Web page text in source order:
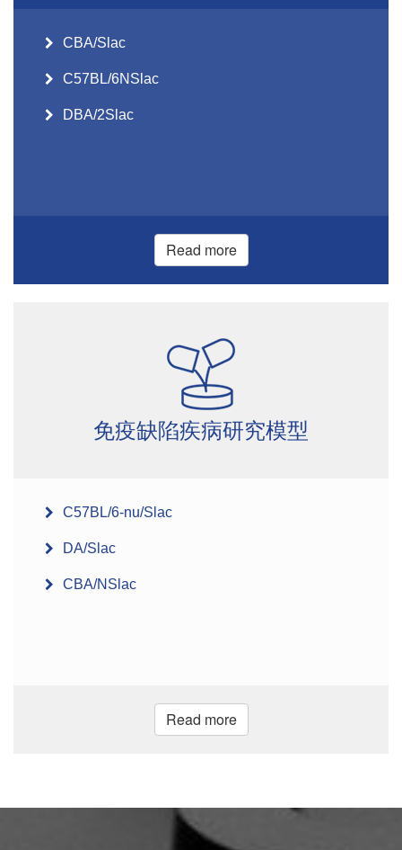
CBA/Slac
C57BL/6NSlac
DBA/2Slac
Read more
免疫缺陷疾病研究模型
C57BL/6-nu/Slac
DA/Slac
CBA/NSlac
Read more